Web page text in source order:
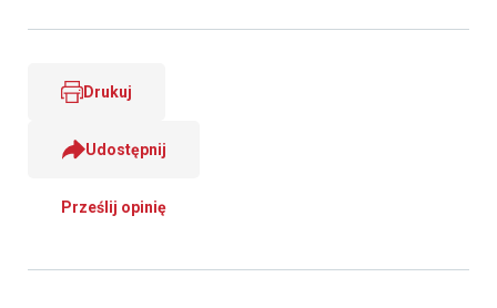
Drukuj
Udostępnij
Prześlij opinię